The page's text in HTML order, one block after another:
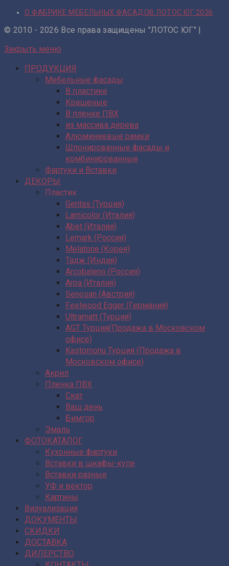
О ФАБРИКЕ МЕБЕЛЬНЫХ ФАСАДОВ ЛОТОС ЮГ 2026
© 2010 - 2026 Все права защищены "ЛОТОС ЮГ" |
Закрыть меню
ПРОДУКЦИЯ
Мебельные фасады
В пластике
Крашеные
В пленке ПВХ
из массива дерева
Алюминиевые рамки
Шпонированные фасады и
комбинированные
Фартуки и Вставки
ДЕКОРЫ
Пластик
Gentas (Турция)
Lamicolor (Италия)
Abet (Италия)
Lemark (Россия)
Melatone (Корея)
Тадж (Индия)
Arcobaleno (Россия)
Arpa (Италия)
Senosan (Австрия)
Feelwood Egger (Германия)
Ultramatt (Турция)
AGT Турция(Продажа в Московском
офисе)
Kastomonu Турция (Продажа в
Московском офисе)
Акрил
Пленка ПВХ
Скат
Ваш день
Бимгор
Эмаль
ФОТОКАТАЛОГ
Кухонные фартуки
Вставки в шкафы-купе
Вставки разные
УФ и вектор
Картины
Визуализация
ДОКУМЕНТЫ
СКИДКИ
ДОСТАВКА
ДИЛЕРСТВО